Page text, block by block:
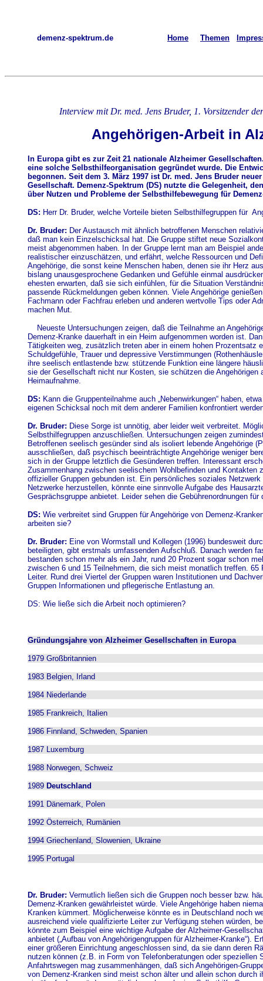
demenz-spektrum.de Home Themen
Interview mit Dr. med. Jens Bruder, 1. Vorsitzender
Angehörigen-Arbeit in
In Europa gibt es zur Zeit 21 nationale Alzheimer
eine solche Selbsthilfeorganisation gegründet wurde. Die
begonnen. Seit dem 3. März 1997 ist Dr. med. Jens Bruder
Gesellschaft. Demenz-Spektrum (DS) nutzte die Gelegenheit,
über Nutzen und Probleme der Selbsthilfebewegung für
DS: Herr Dr. Bruder, welche Vorteile bieten Selbsthilfegruppen für
Dr. Bruder: Der Austausch mit ähnlich betroffenen Menschen
daß man kein Einzelschicksal hat. Die Gruppe stiftet neue
meist abgenommen haben. In der Gruppe lernt man am Beispiel
realistischer einzuschätzen, und erfährt, welche Ressourcen und
Angehörige, die sonst keine Menschen haben, denen sie ihr Herz
bislang unausgesprochene Gedanken und Gefühle einmal
ehesten erwarten, daß sie sich einfühlen, für die Situation
passende Rückmeldungen geben können. Viele Angehörige
Fachmann oder Fachfrau erleben und anderen wertvolle Tips oder
machen Mut.
Neueste Untersuchungen zeigen, daß die Teilnahme an
Demenz-Kranke dauerhaft in ein Heim aufgenommen worden ist.
Tätigkeiten weg, zusätzlich treten aber in einem hohen Prozentsatz
Schuldgefühle, Trauer und depressive Verstimmungen
ihre seelisch entlastende bzw. stützende Funktion eine längere
sie der Gesellschaft nicht nur Kosten, sie schützen die Angehörigen
Heimaufnahme.
DS: Kann die Gruppenteilnahme auch „Nebenwirkungen“ haben,
eigenen Schicksal noch mit dem anderer Familien konfrontiert
Dr. Bruder: Diese Sorge ist unnötig, aber leider weit verbreitet.
Selbsthilfegruppen anzuschließen. Untersuchungen zeigen
Betroffenen seelisch gesünder sind als isoliert lebende Angehörige
ausschließen, daß psychisch beeinträchtigte Angehörige weniger
sich in der Gruppe letztlich die Gesünderen treffen. Interessant
Zusammenhang zwischen seelischem Wohlbefinden und
offizieller Gruppen gebunden ist. Ein persönliches soziales
Netzwerke herzustellen, könnte eine sinnvolle Aufgabe des
Gesprächsgruppe anbietet. Leider sehen die Gebührenordnungen
DS: Wie verbreitet sind Gruppen für Angehörige von Demenz-
arbeiten sie?
Dr. Bruder: Eine von Wormstall und Kollegen (1996) bundesweit
beteiligten, gibt erstmals umfassenden Aufschluß. Danach werden
bestanden schon mehr als ein Jahr, rund 20 Prozent sogar schon
zwischen 6 und 15 Teilnehmern, die sich meist monatlich treffen.
Leiter. Rund drei Viertel der Gruppen waren Institutionen und
Gruppen Informationen und pflegerische Entlastung an.
DS: Wie ließe sich die Arbeit noch optimieren?
Gründungsjahre von Alzheimer Gesellschaften in Europa
1979 Großbritannien
1983 Belgien, Irland
1984 Niederlande
1985 Frankreich, Italien
1986 Finnland, Schweden, Spanien
1987 Luxemburg
1988 Norwegen, Schweiz
1989 Deutschland
1991 Dänemark, Polen
1992 Österreich, Rumänien
1994 Griechenland, Slowenien, Ukraine
1995 Portugal
Dr. Bruder: Vermutlich ließen sich die Gruppen noch besser bzw.
Demenz-Kranken gewährleistet würde. Viele Angehörige haben
Kranken kümmert. Möglicherweise könnte es in Deutschland noch
ausreichend viele qualifizierte Leiter zur Verfügung stehen würden,
könnte zum Beispiel eine wichtige Aufgabe der Alzheimer-
anbietet („Aufbau von Angehörigengruppen für Alzheimer-Kranke“).
einer größeren Einrichtung angeschlossen sind, da sie dann deren
nutzen können (z.B. in Form von Telefonberatungen oder speziellen
Anfahrtswegen mag zusammenhängen, daß sich Angehörigen-
von Demenz-Kranken sind meist schon älter und allein schon durch